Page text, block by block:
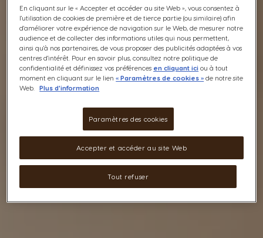
En cliquant sur le « Accepter et accéder au site Web », vous consentez à
l'utilisation de cookies de première et de tierce partie (ou similaire) afin
d'améliorer votre expérience de navigation sur le Web, de mesurer notre
audience et de collecter des informations utiles qui nous permettent,
ainsi qu'à nos partenaires, de vous proposer des publicités adaptées à vos
centres d'intérêt. Pour en savoir plus, consultez notre politique de
confidentialité et définissez vos préférences en cliquant ici ou à tout
moment en cliquant sur le lien« Paramètres de cookies » de notre site
Web.
Plus d'information
Paramètres des cookies
Tout refuser
Accepter et accéder au site Web